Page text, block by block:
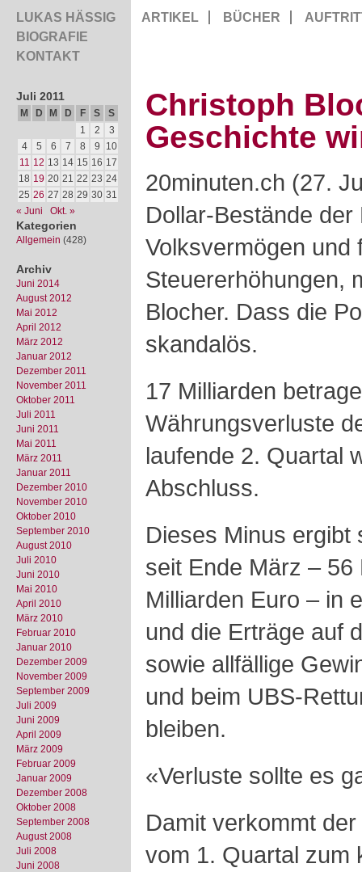
LUKAS HÄSSIG
BIOGRAFIE
KONTAKT
ARTIKEL BÜCHER
Juli 2011
M D M D F S
S
1
2
3
4
5 6 7 8 9
10
11 12 13 14 15 16 17
18 19 20 21 22 23 24
25 26 27 28 29 30 31
« Juni
Okt. »
Kategorien
Allgemein (428)
Archiv
Juni 2014
August 2012
Mai 2012
April 2012
März 2012
Januar 2012
Dezember 2011
November 2011
Oktober 2011
Juli 2011
Juni 2011
Mai 2011
März 2011
Januar 2011
Dezember 2010
November 2010
Oktober 2010
September 2010
August 2010
Juli 2010
Juni 2010
Mai 2010
April 2010
März 2010
Februar 2010
Januar 2010
Dezember 2009
November 2009
September 2009
Juli 2009
Juni 2009
April 2009
März 2009
Februar 2009
Januar 2009
Dezember 2008
Oktober 2008
September 2008
August 2008
Juli 2008
Juni 2008
Christoph
Geschichte
20minuten.ch (27.
Dollar-Bestände
Volksvermögen und
Steuererhöhungen,
Blocher. Dass die
skandalös.
17 Milliarden
Währungsverluste
laufende 2. Quartal
Abschluss.
Dieses Minus ergibt
seit Ende März –
Milliarden Euro – in
und die Erträge auf
sowie allfällige
und beim UBS-
bleiben.
«Verluste sollte es
Damit verkommt
vom 1. Quartal zum